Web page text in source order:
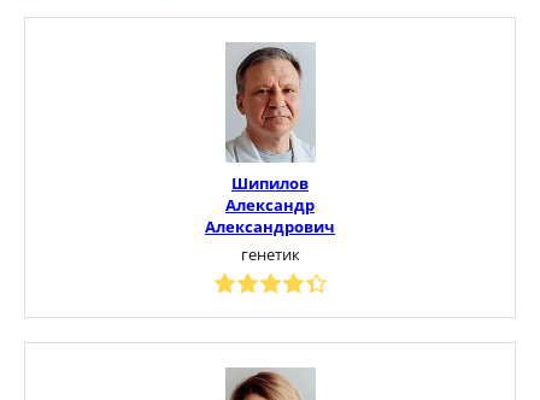
Шипилов
Александр
Александрович
генетик